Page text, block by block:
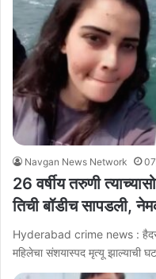
Navgan News Network
26 वर्षीय तरुणी
तिची बॉडीच सापडली,
Hyderabad crime news :
महिलेचा संशयास्पद मृत्यू झाल्याची